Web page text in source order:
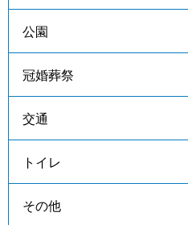
公園
冠婚葬祭
交通
トイレ
その他